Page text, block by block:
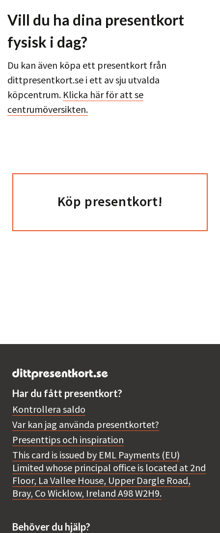
Vill du ha dina presentkort
fysisk i dag?
Du kan även köpa ett presentkort från
dittpresentkort.se i ett av sju utvalda
köpcentrum. Klicka här för att se
centrumöversikten.
Köp presentkort!
Har du fått presentkort?
Kontrollera saldo
Var kan jag använda presentkortet?
Presenttips och inspiration
This card is issued by EML Payments (EU)
Limited whose principal office is located at 2nd
Floor, La Vallee House, Upper Dargle Road,
Bray, Co Wicklow, Ireland A98 W2H9.
Behöver du hjälp?